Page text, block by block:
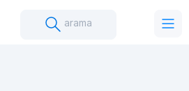
arama